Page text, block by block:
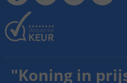
"Koning in